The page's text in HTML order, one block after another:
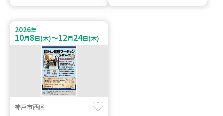
2026年
10月8日(木)～12月24日(木)
神戸市西区